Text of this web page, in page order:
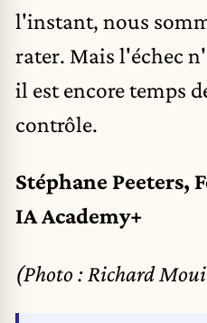
l'instant, nous
rater. Mais l'échec
il est encore temps
contrôle.
Stéphane Peeters,
IA Academy+
(Photo : Richard